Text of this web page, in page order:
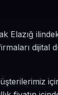
Elazığ